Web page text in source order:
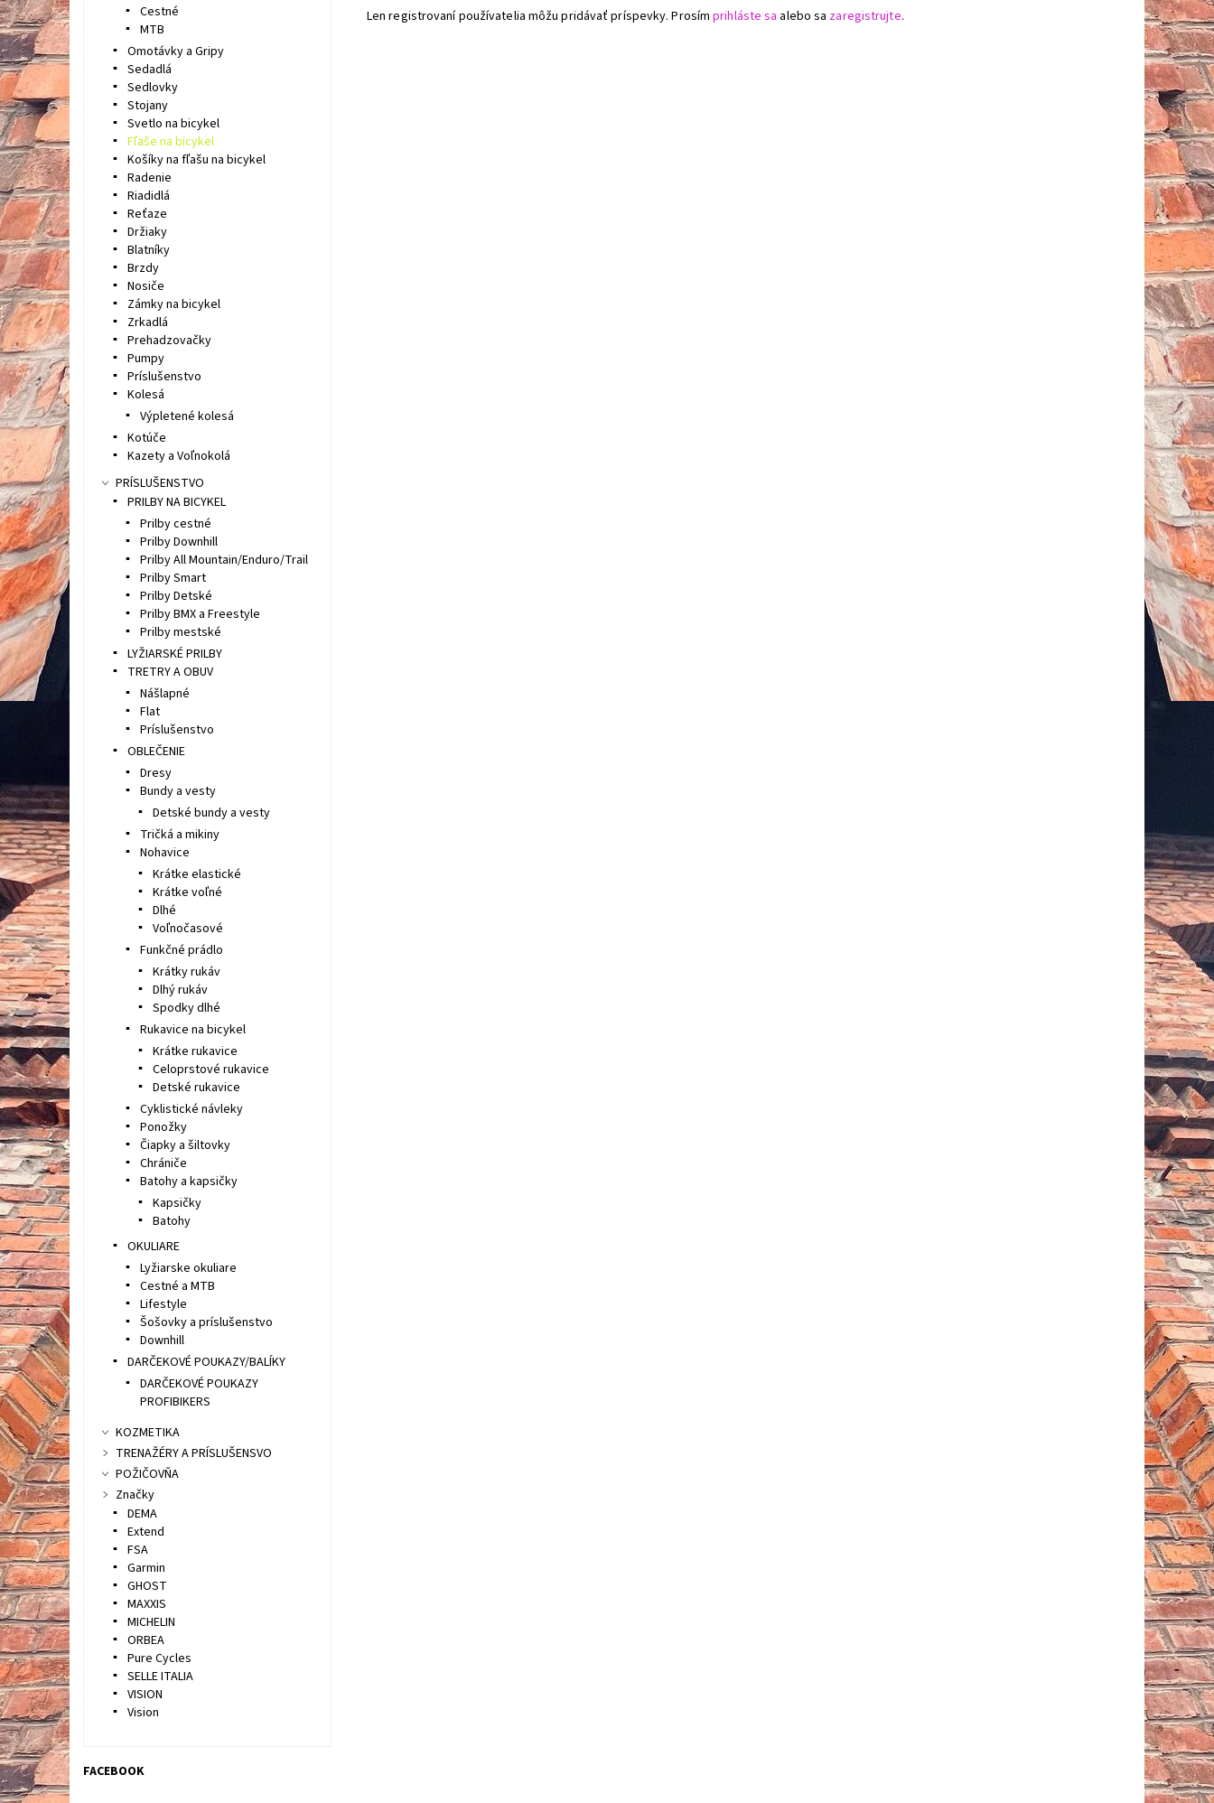
Len registrovaní používatelia môžu pridávať príspevky. Prosímprihláste sa alebo sa zaregistrujte.
Cestné
MTB
Omotávky a Gripy
Sedadlá
Sedlovky
Stojany
Svetlo na bicykel
Fľaše na bicykel
Košíky na fľašu na bicykel
Radenie
Riadidlá
Reťaze
Držiaky
Blatníky
Brzdy
Nosiče
Zámky na bicykel
Zrkadlá
Prehadzovačky
Pumpy
Príslušenstvo
Kolesá
Výpletené kolesá
Kotúče
Kazety a Voľnokolá
PRÍSLUŠENSTVO
PRILBY NA BICYKEL
Prilby cestné
Prilby Downhill
Prilby All Mountain/Enduro/Trail
Prilby Smart
Prilby Detské
Prilby BMX a Freestyle
Prilby mestské
LYŽIARSKÉ PRILBY
TRETRY A OBUV
Nášlapné
Flat
Príslušenstvo
OBLEČENIE
Dresy
Bundy a vesty
Detské bundy a vesty
Tričká a mikiny
Nohavice
Krátke elastické
Krátke voľné
Dlhé
Voľnočasové
Funkčné prádlo
Krátky rukáv
Dlhý rukáv
Spodky dlhé
Rukavice na bicykel
Krátke rukavice
Celoprstové rukavice
Detské rukavice
Cyklistické návleky
Ponožky
Čiapky a šiltovky
Chrániče
Batohy a kapsičky
Kapsičky
Batohy
OKULIARE
Lyžiarske okuliare
Cestné a MTB
Lifestyle
Šošovky a príslušenstvo
Downhill
DARČEKOVÉ POUKAZY/BALÍKY
DARČEKOVÉ POUKAZY
PROFIBIKERS
KOZMETIKA
TRENAŽÉRY A PRÍSLUŠENSVO
POŽIČOVŇA
Značky
DEMA
Extend
FSA
Garmin
GHOST
MAXXIS
MICHELIN
ORBEA
Pure Cycles
SELLE ITALIA
VISION
Vision
FACEBOOK